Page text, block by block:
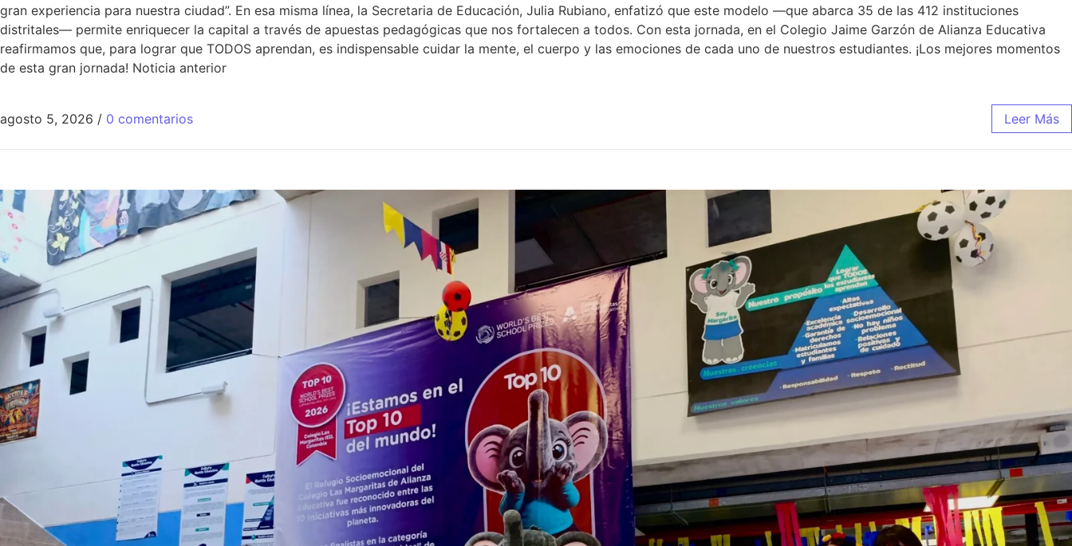
gran experiencia para nuestra ciudad”. En esa misma línea, la Secretaria de Educación, Julia Rubiano, enfatizó que este modelo —que abarca 35 de las 412 instituciones
distritales— permite enriquecer la capital a través de apuestas pedagógicas que nos fortalecen a todos. Con esta jornada, en el Colegio Jaime Garzón de Alianza Educativa
reafirmamos que, para lograr que TODOS aprendan, es indispensable cuidar la mente, el cuerpo y las emociones de cada uno de nuestros estudiantes. ¡Los mejores momentos
de esta gran jornada! Noticia anterior
agosto 5, 2026 / 0 comentarios Leer Más